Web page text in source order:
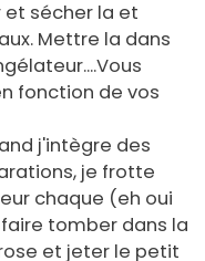
et sécher la et
Mettre la dans
fonction de vos
j'intègre des
je frotte
chaque (eh oui
tomber dans la
et jeter le petit